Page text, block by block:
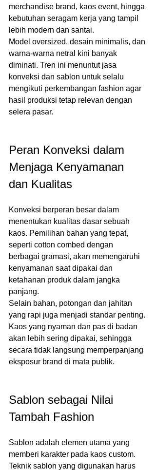
merchandise brand, kaos event, hingga
kebutuhan seragam kerja yang tampil
lebih modern dan santai.
Model oversized, desain minimalis, dan
warna-warna netral kini banyak
diminati. Tren ini menuntut jasa
konveksi dan sablon untuk selalu
mengikuti perkembangan fashion agar
hasil produksi tetap relevan dengan
selera pasar.
Peran Konveksi dalam
Menjaga Kenyamanan
dan Kualitas
Konveksi berperan besar dalam
menentukan kualitas dasar sebuah
kaos. Pemilihan bahan yang tepat,
seperti cotton combed dengan
berbagai gramasi, akan memengaruhi
kenyamanan saat dipakai dan
ketahanan produk dalam jangka
panjang.
Selain bahan, potongan dan jahitan
yang rapi juga menjadi standar penting.
Kaos yang nyaman dan pas di badan
akan lebih sering dipakai, sehingga
secara tidak langsung memperpanjang
eksposur brand di mata publik.
Sablon sebagai Nilai
Tambah Fashion
Sablon adalah elemen utama yang
memberi karakter pada kaos custom.
Teknik sablon yang digunakan harus